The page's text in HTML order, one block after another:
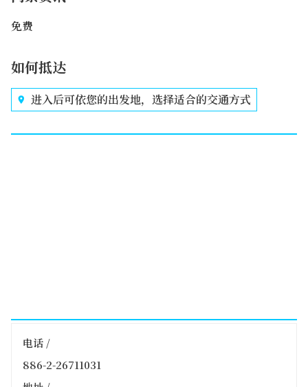
免费
如何抵达
进入后可依您的出发地，选择适合的交通方式
电话 /
886-2-26711031